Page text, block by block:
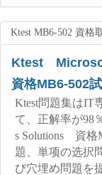
Ktest MB6-502 資格
Ktest
資格MB6-502
Ktest問題集はIT
て、正解率が98
s Solutions 資格
題、単项の选択
び穴埋め問題を